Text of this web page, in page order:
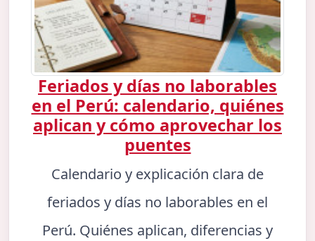
Feriados y días no laborables
en el Perú: calendario, quiénes
aplican y cómo aprovechar los
puentes
Calendario y explicación clara de
feriados y días no laborables en el
Perú. Quiénes aplican, diferencias y